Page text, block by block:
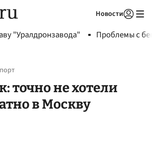
Новости
"Уралдронзавода" Проблемы с
точно не хотели
в Москву